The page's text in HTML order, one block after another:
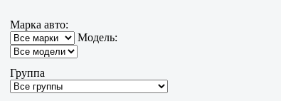
Марка авто:
Модель:
Группа